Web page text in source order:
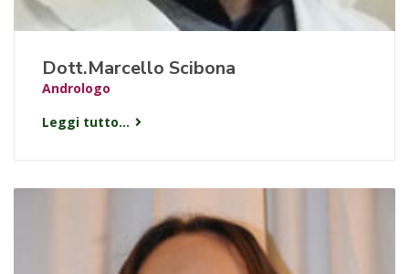
Dott.Marcello Scibona
Andrologo
Leggi tutto...